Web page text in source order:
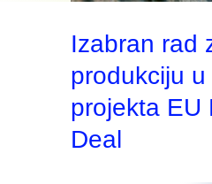
Izabran rad
produkciju u
projekta EU
Deal